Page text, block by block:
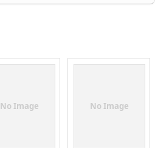
No Image No Image